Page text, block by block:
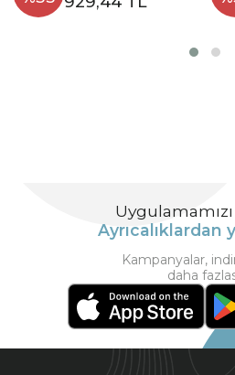
Ayrıcalıklardan
Kampanyalar,
daha